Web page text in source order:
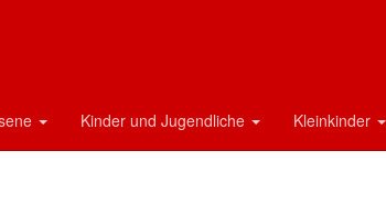
Kinder und Jugendliche Kleinkinder